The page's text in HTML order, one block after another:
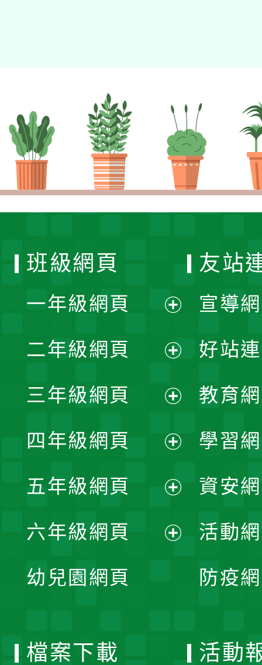
班級網頁
一年級網頁
開
選
單
二年級網頁
開
選
單
三年級網頁
開
選
單
四年級網頁
開
選
五年級網頁
開
六年級網頁
幼兒園網頁
友站
宣導
好站
教育
學習
資安
活動
防疫
檔案下載 活動